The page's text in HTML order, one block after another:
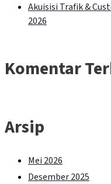
Akuisisi Trafik &
2026
Komentar
Arsip
Mei 2026
Desember 2025